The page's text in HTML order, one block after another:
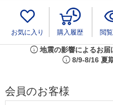
お気に入り 購入履歴 閲
info 地震の影響によるお
info 8/9-8/16 夏
会員のお客様